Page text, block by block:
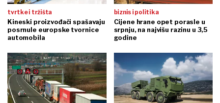
tvrtke i tržišta
Kineski proizvođači spašavaju
posrnule europske tvornice
automobila
biznis i politika
Cijene hrane opet porasle u
srpnju, na najvišu razinu u 3,5
godine